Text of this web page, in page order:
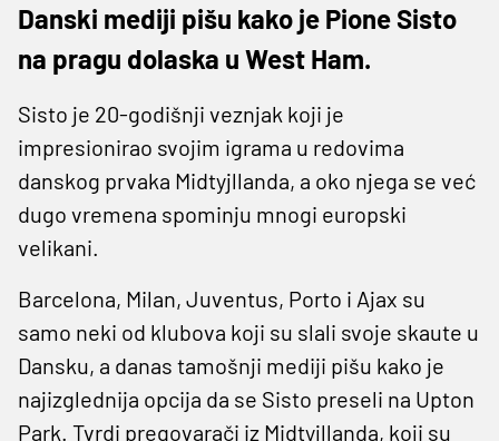
Danski mediji pišu kako je Pione Sisto
na pragu dolaska u West Ham.
Sisto je 20-godišnji veznjak koji je
impresionirao svojim igrama u redovima
danskog prvaka Midtyjllanda, a oko njega se već
dugo vremena spominju mnogi europski
velikani.
Barcelona, Milan, Juventus, Porto i Ajax su
samo neki od klubova koji su slali svoje skaute u
Dansku, a danas tamošnji mediji pišu kako je
najizglednija opcija da se Sisto preseli na Upton
Park. Tvrdi pregovarači iz Midtyjllanda, koji su